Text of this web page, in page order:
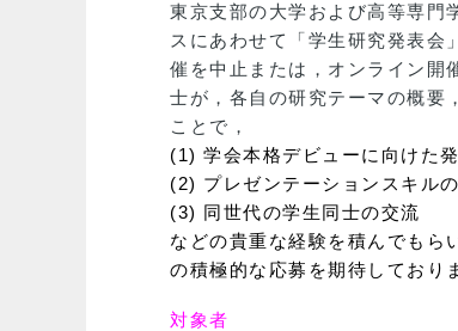
東京支部の大学および高等専門
スにあわせて「学生研究発表会
催を中止または，オンライン開
士が，各自の研究テーマの概要
ことで，
(1) 学会本格デビューに向けた
(2) プレゼンテーションスキル
(3) 同世代の学生同士の交流
などの貴重な経験を積んでもら
の積極的な応募を期待しており
対象者